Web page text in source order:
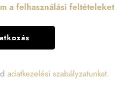
a felhasználási feltételeket
adatkezelési szabályzatunkat.